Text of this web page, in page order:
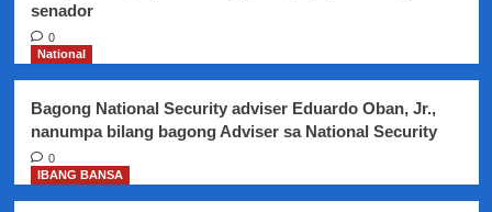
Senador
Panfilo
at
Antonio
senador
0
National
Bagong National Security adviser Eduardo Oban, Jr.,
nanumpa bilang bagong Adviser sa National Security
0
IBANG BANSA